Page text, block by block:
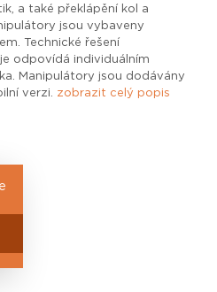
a také překlápění kol a
jsou vybaveny
Technické řešení
odpovídá individuálním
Manipulátory jsou dodávány
verzi. zobrazit celý popis